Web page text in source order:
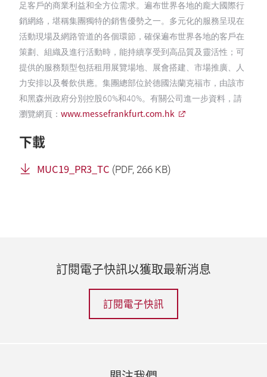
足客戶的商業利益和全方位需求。遍布世界各地的龐大國際行
銷網絡，堪稱集團獨特的銷售優勢之一。多元化的服務呈現在
活動現場及網路管道的各個環節，確保遍布世界各地的客戶在
策劃、組織及進行活動時，能持續享受到高品質及靈活性；可
提供的服務類型包括租用展覽場地、展會搭建、市場推廣、人
力安排以及餐飲供應。集團總部位於德國法蘭克福市，由該市
和黑森州政府分別控股60%和40%。有關公司進一步資料，請
瀏覽網頁： www.messefrankfurt.com.hk
下載
MUC19_PR3_TC (PDF, 266 KB)
訂閱電子快訊以獲取最新消息
訂閱電子快訊